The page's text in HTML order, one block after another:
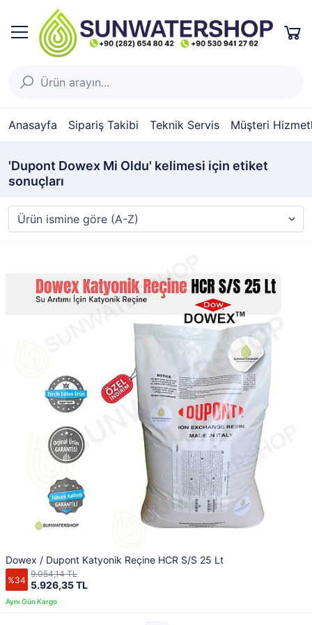
Anasayfa Sipariş Takibi Teknik Servis Müşteri
'Dupont Dowex Mi Oldu' kelimesi için etiket
sonuçları
Dowex / Dupont Katyonik Reçine HCR S/S 25 Lt
%34 5.926,35 TL
9.054,14 TL